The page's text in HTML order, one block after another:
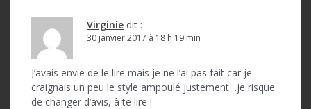
Virginie dit :
30 janvier 2017 à 18 h 19 min
J’avais envie de le lire mais je ne l’ai pas fait car je
craignais un peu le style ampoulé justement…je risque
de changer d’avis, à te lire !